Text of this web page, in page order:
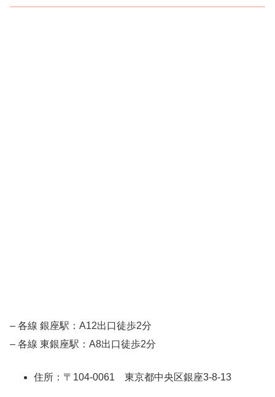
– 各線 銀座駅：A12出口徒歩2分
– 各線 東銀座駅：A8出口徒歩2分
住所：〒104-0061 東京都中央区銀座3-8-13